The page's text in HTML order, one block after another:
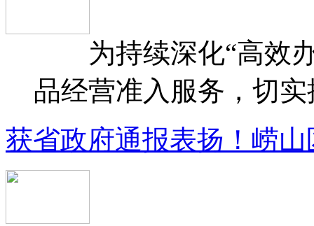
为持续深化“高效办
品经营准入服务，切
获省政府通报表扬！崂